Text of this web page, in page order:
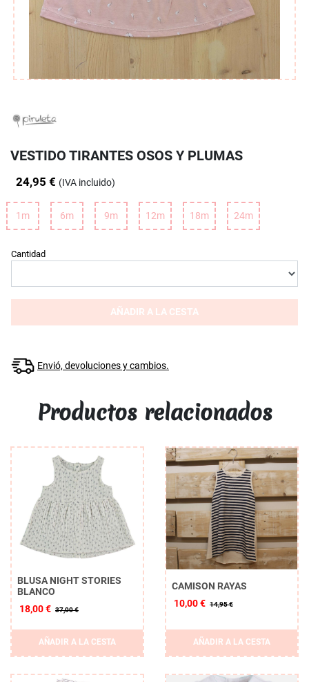
VESTIDO TIRANTES OSOS Y PLUMAS
24,95 € (IVA incluido)
1m 6m 9m 12m 18m 24m
Cantidad
AÑADIR A LA CESTA
Envió, devoluciones y cambios.
Productos relacionados
BLUSA NIGHT STORIES
BLANCO
18,00 € 37,00 €
AÑADIR A LA CESTA
CAMISON RAYAS
10,00 € 14,95 €
AÑADIR A LA CESTA